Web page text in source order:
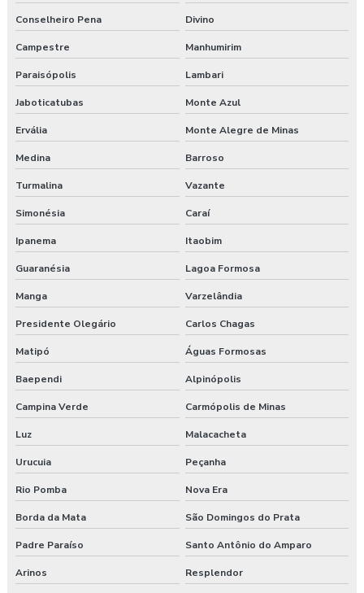
Conselheiro Pena Divino
Campestre Manhumirim
Paraisópolis Lambari
Jaboticatubas Monte Azul
Ervália Monte Alegre de Minas
Medina Barroso
Turmalina Vazante
Simonésia Caraí
Ipanema Itaobim
Guaranésia Lagoa Formosa
Manga Varzelândia
Presidente Olegário Carlos Chagas
Matipó Águas Formosas
Baependi Alpinópolis
Campina Verde Carmópolis de Minas
Luz Malacacheta
Urucuia Peçanha
Rio Pomba Nova Era
Borda da Mata São Domingos do Prata
Padre Paraíso Santo Antônio do Amparo
Arinos Resplendor